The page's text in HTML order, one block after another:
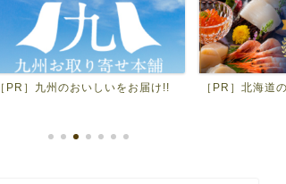
［PR］九州のおいしいをお届け!! ［PR］北海道